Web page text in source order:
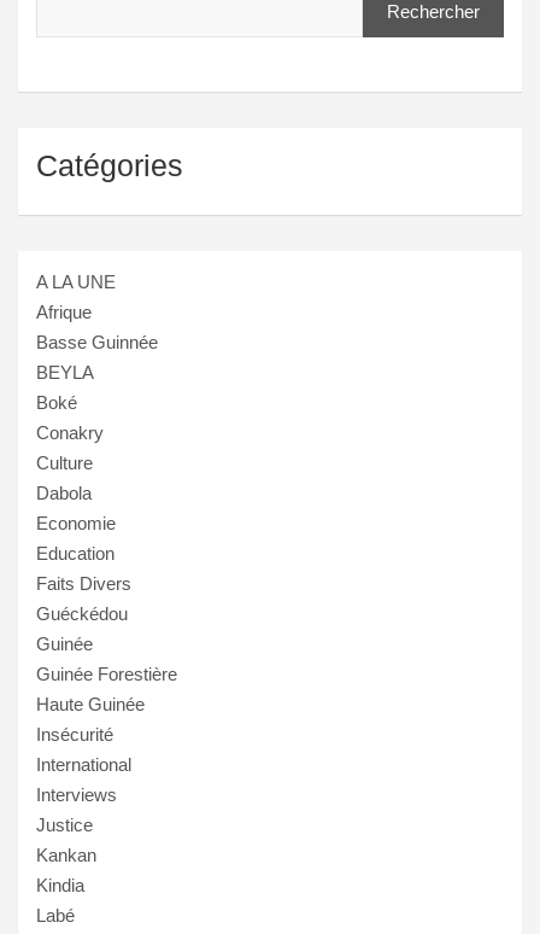
Rechercher
Catégories
A LA UNE
Afrique
Basse Guinnée
BEYLA
Boké
Conakry
Culture
Dabola
Economie
Education
Faits Divers
Guéckédou
Guinée
Guinée Forestière
Haute Guinée
Insécurité
International
Interviews
Justice
Kankan
Kindia
Labé